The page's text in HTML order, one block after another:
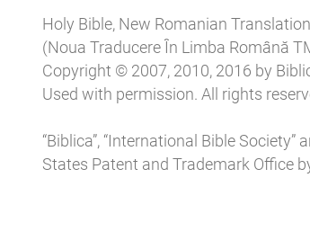
Holy Bible, New Romanian
(Noua Traducere În Limba Română
Copyright © 2007, 2010, 2016 by
Used with permission. All rights
“Biblica”, “International Bible
States Patent and Trademark Office